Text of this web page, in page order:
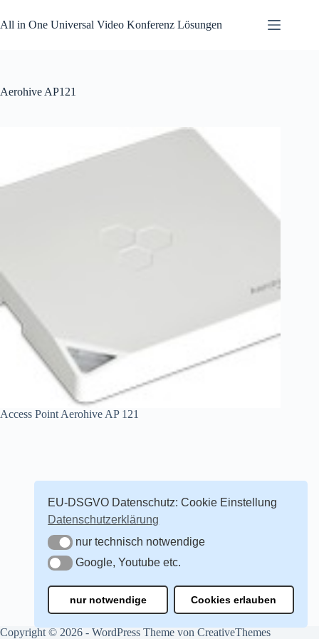
Inhalt
springen
All in One Universal Video Konferenz Lösungen
Aerohive AP121
Access Point Aerohive AP 121
Copyright © 2026 - WordPress Theme von CreativeThemes
EU-DSGVO Datenschutz: Cookie Einstellung
Datenschutzerklärung
nur technisch notwendige
nur technisch notwendige
Google, Youtube etc.
Google, Youtube etc.
nur notwendige Cookies erlauben